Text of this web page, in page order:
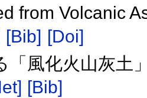
from Volcanic
[Bib] [Doi]
「風化火山灰土
[Bib]